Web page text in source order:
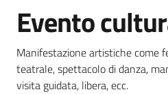
Evento
Manifestazione artistiche come
teatrale, spettacolo di danza,
visita guidata, libera, ecc.